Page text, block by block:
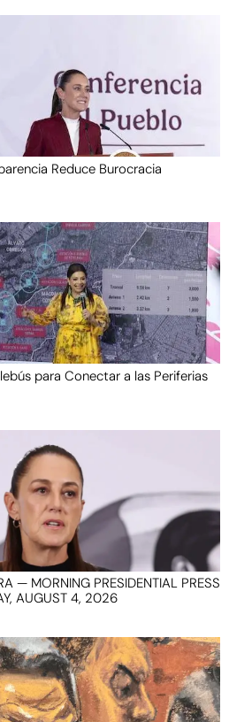
Reduce Burocracia
para Conectar a las Periferias
— MORNING PRESIDENTIAL PRESS
AUGUST 4, 2026